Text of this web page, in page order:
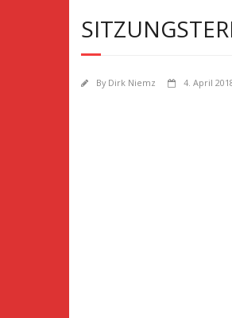
By Dirk Niemz 4. April